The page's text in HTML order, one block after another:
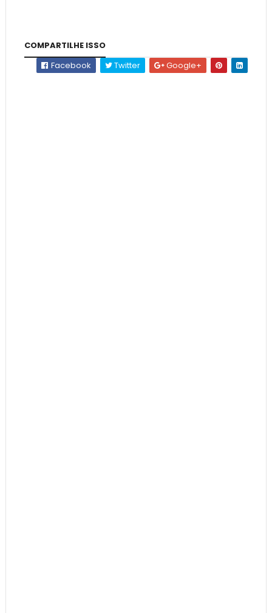
COMPARTILHE ISSO
Facebook
Twitter Google+